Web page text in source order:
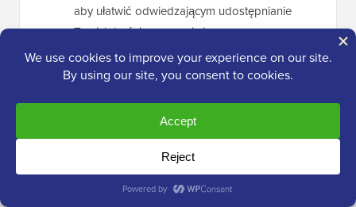
aby ułatwić odwiedzającym udostępnianie
Twoich treści, zapoznaj się z naszym
zestawieniemnajlepszych wtyczek do mediów
społecznościowych dla WordPress.
po samouczki wideo WordPress.
Możesz nas również znaleźć na
Facebooku.